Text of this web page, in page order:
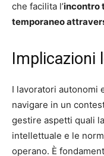
che facilita l’incontro
temporaneo
Implicazioni
I lavoratori autonomi
navigare in un
gestire aspetti quali
intellettuale e le
operano. È